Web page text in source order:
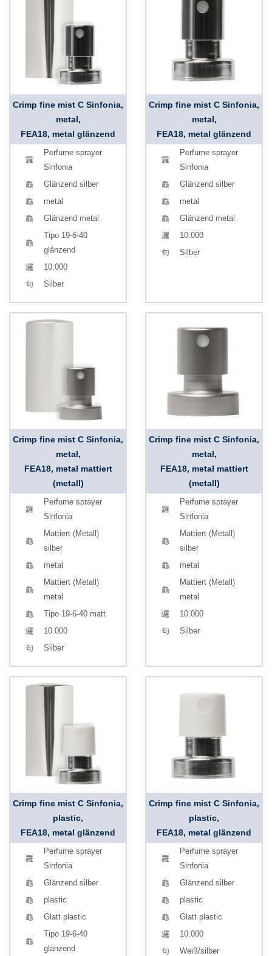
Crimp fine mist C Sinfonia,
metal,
FEA18, metal glänzend
Perfume sprayer
Sinfonia
Glänzend silber
metal
Glänzend metal
Tipo 19-6-40
glänzend
10.000
Silber
Crimp fine mist C Sinfonia,
metal,
FEA18, metal glänzend
Perfume sprayer
Sinfonia
Glänzend silber
metal
Glänzend metal
10.000
Silber
Crimp fine mist C Sinfonia,
metal,
FEA18, metal mattiert
(metall)
Perfume sprayer
Sinfonia
Mattiert (Metall)
silber
metal
Mattiert (Metall)
metal
Tipo 19-6-40 matt
10.000
Silber
Crimp fine mist C Sinfonia,
metal,
FEA18, metal mattiert
(metall)
Perfume sprayer
Sinfonia
Mattiert (Metall)
silber
metal
Mattiert (Metall)
metal
10.000
Silber
Crimp fine mist C Sinfonia,
plastic,
FEA18, metal glänzend
Perfume sprayer
Sinfonia
Glänzend silber
plastic
Glatt plastic
Tipo 19-6-40
glänzend
Crimp fine mist C Sinfonia,
plastic,
FEA18, metal glänzend
Perfume sprayer
Sinfonia
Glänzend silber
plastic
Glatt plastic
10.000
Weiß/silber